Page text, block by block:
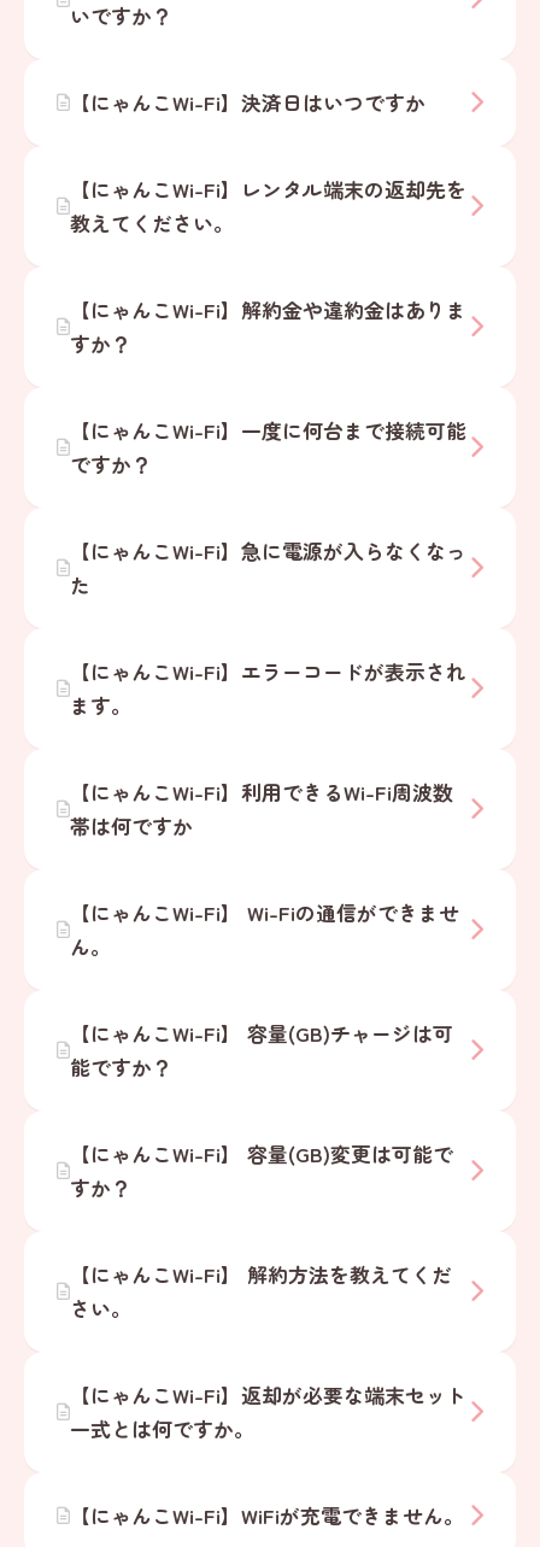
いですか？
【にゃんこWi-Fi】決済日はいつですか
【にゃんこWi-Fi】レンタル端末の返却先を
教えてください。
【にゃんこWi-Fi】解約金や違約金はありま
すか？
【にゃんこWi-Fi】一度に何台まで接続可能
ですか？
【にゃんこWi-Fi】急に電源が入らなくなっ
た
【にゃんこWi-Fi】エラーコードが表示され
ます。
【にゃんこWi-Fi】利用できるWi-Fi周波数
帯は何ですか
【にゃんこWi-Fi】 Wi-Fiの通信ができませ
ん。
【にゃんこWi-Fi】 容量(GB)チャージは可
能ですか？
【にゃんこWi-Fi】 容量(GB)変更は可能で
すか？
【にゃんこWi-Fi】 解約方法を教えてくだ
さい。
【にゃんこWi-Fi】返却が必要な端末セット
一式とは何ですか。
【にゃんこWi-Fi】WiFiが充電できません。